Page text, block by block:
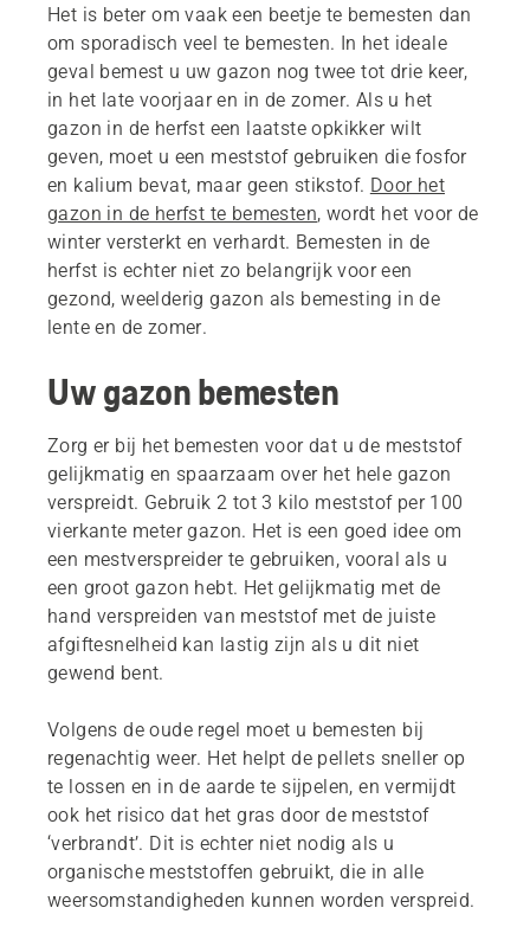
Het is beter om vaak een beetje te bemesten dan
om sporadisch veel te bemesten. In het ideale
geval bemest u uw gazon nog twee tot drie keer,
in het late voorjaar en in de zomer. Als u het
gazon in de herfst een laatste opkikker wilt
geven, moet u een meststof gebruiken die fosfor
en kalium bevat, maar geen stikstof. Door het
gazon in de herfst te bemesten, wordt het voor de
winter versterkt en verhardt. Bemesten in de
herfst is echter niet zo belangrijk voor een
gezond, weelderig gazon als bemesting in de
lente en de zomer.
Uw gazon bemesten
Zorg er bij het bemesten voor dat u de meststof
gelijkmatig en spaarzaam over het hele gazon
verspreidt. Gebruik 2 tot 3 kilo meststof per 100
vierkante meter gazon. Het is een goed idee om
een mestverspreider te gebruiken, vooral als u
een groot gazon hebt. Het gelijkmatig met de
hand verspreiden van meststof met de juiste
afgiftesnelheid kan lastig zijn als u dit niet
gewend bent.
Volgens de oude regel moet u bemesten bij
regenachtig weer. Het helpt de pellets sneller op
te lossen en in de aarde te sijpelen, en vermijdt
ook het risico dat het gras door de meststof
‘verbrandt’. Dit is echter niet nodig als u
organische meststoffen gebruikt, die in alle
weersomstandigheden kunnen worden verspreid.